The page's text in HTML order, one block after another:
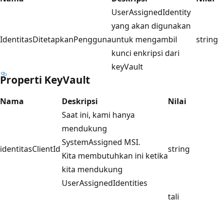
IdentitasDitetapkanPengguna
UserAssignedIdentity
yang akan digunakan
untuk mengambil
kunci enkripsi dari
keyVault
string
Properti KeyVault
Nama Deskripsi Nilai
identitasClientId
Saat ini, kami hanya
mendukung
SystemAssigned MSI.
Kita membutuhkan ini ketika
kita mendukung
UserAssignedIdentities
string
tali